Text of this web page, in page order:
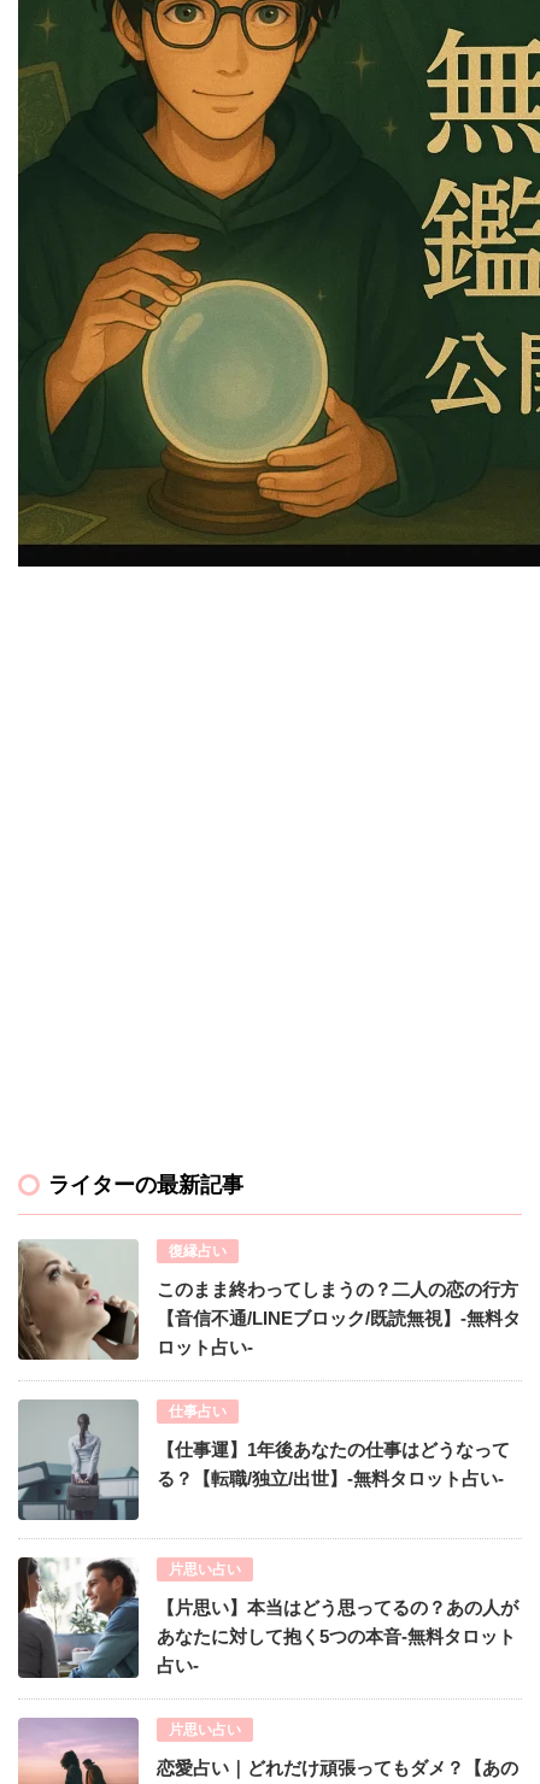
ライターの最新記事
復縁占い
このまま終わってしまうの？二人の恋の行方
【音信不通/LINEブロック/既読無視】-無料タ
ロット占い-
仕事占い
【仕事運】1年後あなたの仕事はどうなって
る？【転職/独立/出世】-無料タロット占い-
片思い占い
【片思い】本当はどう思ってるの？あの人が
あなたに対して抱く5つの本音-無料タロット
占い-
片思い占い
恋愛占い｜どれだけ頑張ってもダメ？【あの